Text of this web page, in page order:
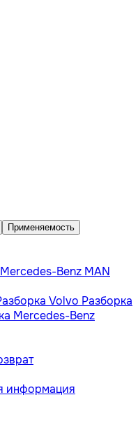
Применяемость
Mercedes-Benz MAN
Volvo Разборка
Mercedes-Benz
информация